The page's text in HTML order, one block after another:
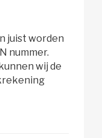
juist worden
nummer.
wij de